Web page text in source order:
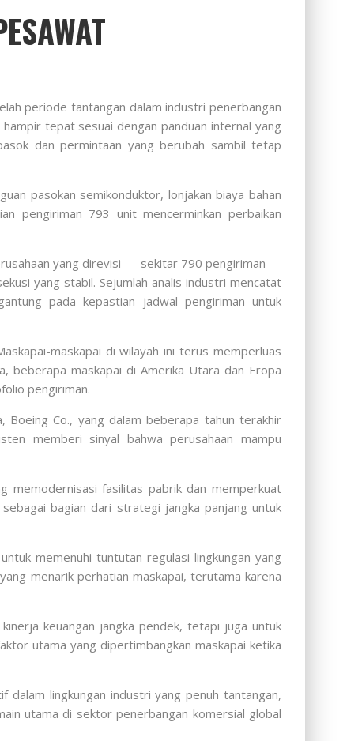
periode tantangan dalam industri penerbangan
tepat sesuai dengan panduan internal yang
dan permintaan yang berubah sambil tetap
pasokan semikonduktor, lonjakan biaya bahan
pengiriman 793 unit mencerminkan perbaikan
yang direvisi — sekitar 790 pengiriman —
yang stabil. Sejumlah analis industri mencatat
pada kepastian jadwal pengiriman untuk
maskapai di wilayah ini terus memperluas
beberapa maskapai di Amerika Utara dan Eropa
pengiriman.
Boeing Co., yang dalam beberapa tahun terakhir
memberi sinyal bahwa perusahaan mampu
memodernisasi fasilitas pabrik dan memperkuat
bagian dari strategi jangka panjang untuk
memenuhi tuntutan regulasi lingkungan yang
menarik perhatian maskapai, terutama karena
keuangan jangka pendek, tetapi juga untuk
utama yang dipertimbangkan maskapai ketika
dalam lingkungan industri yang penuh tantangan,
utama di sektor penerbangan komersial global